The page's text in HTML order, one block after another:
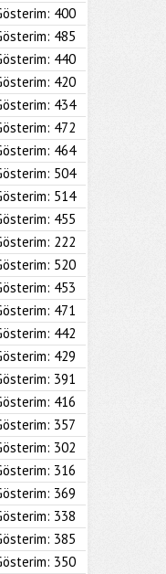
400
485
440
420
434
472
464
504
514
455
222
520
453
471
442
429
391
416
357
302
316
369
338
385
350